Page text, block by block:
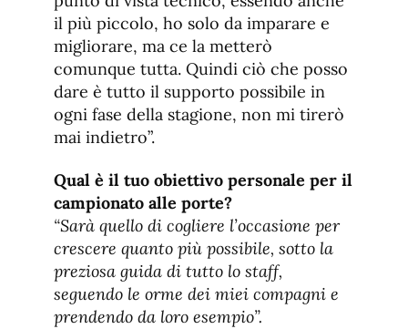
il più piccolo, ho solo da imparare e
migliorare, ma ce la metterò
comunque tutta. Quindi ciò che posso
dare è tutto il supporto possibile in
ogni fase della stagione, non mi tirerò
mai indietro”.
Qual è il tuo obiettivo personale per il
campionato alle porte?
“Sarà quello di cogliere l’occasione per
crescere quanto più possibile, sotto la
preziosa guida di tutto lo staff,
seguendo le orme dei miei compagni e
prendendo da loro esempio”.